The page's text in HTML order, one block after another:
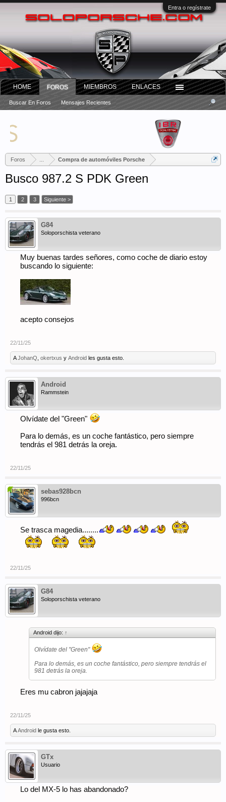
Entra o regístrate
Foros Compra de automóviles Porsche
Busco 987.2 S PDK Green
1 2 3 Siguiente >
G84
Soloporschista veterano
Muy buenas tardes señores, como coche de diario estoy
buscando lo siguiente:
acepto consejos
22/11/25
AJohanQ okertxus y Android les gusta esto.
Android
Rammstein
Olvídate del "Green"
Para lo demás, es un coche fantástico, pero siempre
tendrás el 981 detrás la oreja.
22/11/25
sebas928bcn
996bcn
Se trasca magedia........
22/11/25
G84
Soloporschista veterano
Android dijo: ↑
Olvídate del "Green"
Para lo demás, es un coche fantástico, pero siempre tendrás el
981 detrás la oreja.
Eres mu cabron jajajaja
22/11/25
AAndroid le gusta esto.
GTx
Usuario
Lo del MX-5 lo has abandonado?
HOME FOROS
Buscar En Foros Mensajes Recientes
MIEMBROS ENLACES